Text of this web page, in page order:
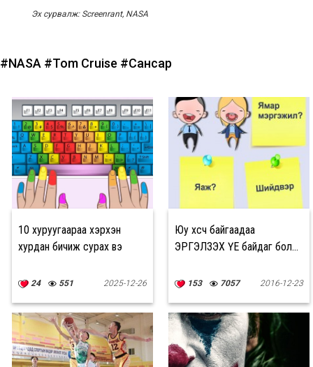
Эх сурвалж: Screenrant, NASA
#NASA #Tom Cruise #Сансар
10 хуруугаараа хэрхэн
хурдан бичиж сурах вэ
24 551 2025-12-26
Юу хүсч байгаадаа
ЭРГЭЛЗЭХ ҮЕ байдаг бол…
153 7057 2016-12-23